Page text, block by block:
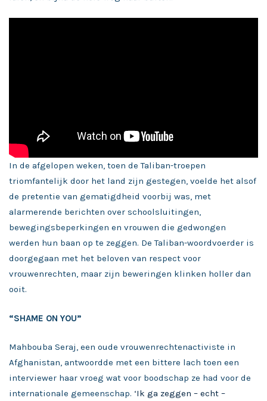
In de afgelopen weken, toen de Taliban-troepen
triomfantelijk door het land zijn gestegen, voelde het alsof
de pretentie van gematigdheid voorbij was, met
alarmerende berichten over schoolsluitingen,
bewegingsbeperkingen en vrouwen die gedwongen
werden hun baan op te zeggen. De Taliban-woordvoerder is
doorgegaan met het beloven van respect voor
vrouwenrechten, maar zijn beweringen klinken holler dan
ooit.
“SHAME ON YOU”
Mahbouba Seraj, een oude vrouwenrechtenactiviste in
Afghanistan, antwoordde met een bittere lach toen een
interviewer haar vroeg wat voor boodschap ze had voor de
internationale gemeenschap. ‘Ik ga zeggen – echt –